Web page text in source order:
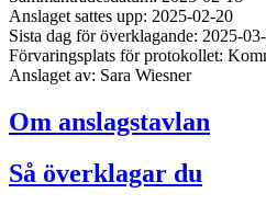
Anslaget sattes upp: 2025-02-20
Sista dag för överklagande: 2025-
Förvaringsplats för protokollet:
Anslaget av: Sara Wiesner
Om anslagstavlan
Så överklagar du